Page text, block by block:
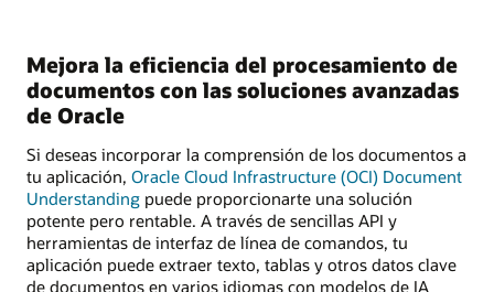
Mejora la eficiencia del procesamiento de
documentos con las soluciones avanzadas
de Oracle
Si deseas incorporar la comprensión de los documentos a
tu aplicación, Oracle Cloud Infrastructure (OCI) Document
Understanding puede proporcionarte una solución
potente pero rentable. A través de sencillas API y
herramientas de interfaz de línea de comandos, tu
aplicación puede extraer texto, tablas y otros datos clave
de documentos en varios idiomas con modelos de IA